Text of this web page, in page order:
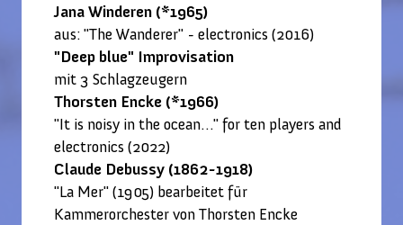
Jana Winderen (*1965)
aus: "The Wanderer" - electronics (2016)
"Deep blue" Improvisation
mit 3 Schlagzeugern
Thorsten Encke (*1966)
"It is noisy in the ocean…" for ten players and
electronics (2022)
Claude Debussy (1862-1918)
"La Mer" (1905) bearbeitet für
Kammerorchester von Thorsten Encke